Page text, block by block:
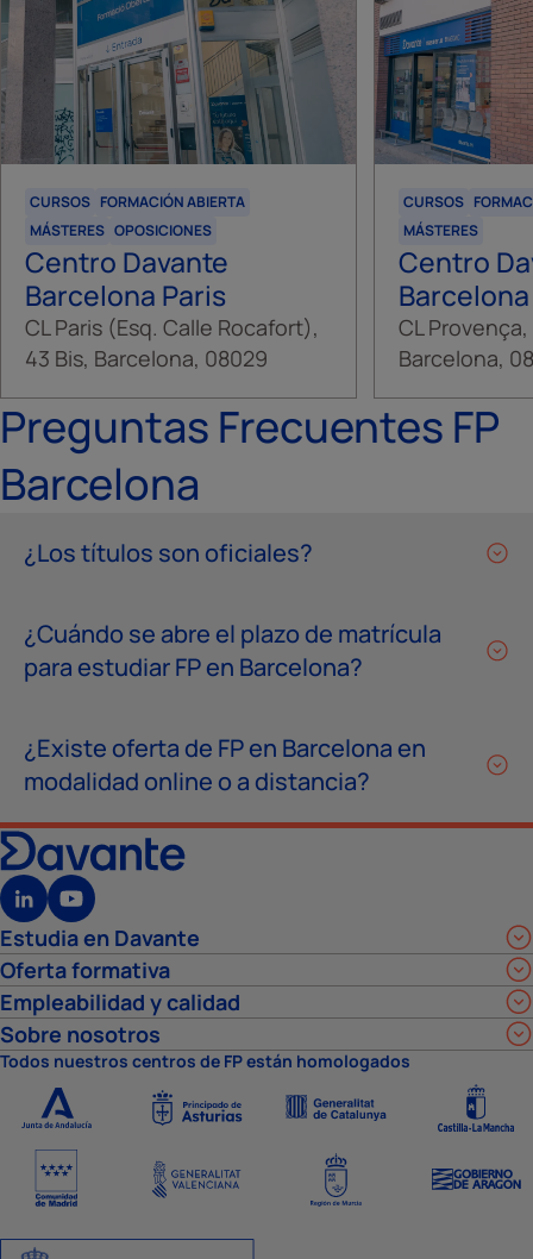
CURSOS FORMACIÓN ABIERTA
MÁSTERES OPOSICIONES
Centro Davante
Barcelona Paris
CL Paris (Esq. Calle Rocafort),
43 Bis, Barcelona, 08029
CURSOS
MÁSTERES
Centro
CL Provença,
Barcelona,
Preguntas Frecuentes FP
Barcelona
¿Los títulos son oficiales?
¿Cuándo se abre el plazo de matrícula
para estudiar FP en Barcelona?
¿Existe oferta de FP en Barcelona en
modalidad online o a distancia?
Estudia en Davante
Oferta formativa
Empleabilidad y calidad
Sobre nosotros
Todos nuestros centros de FP están homologados